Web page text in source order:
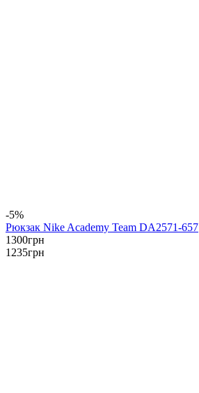
-5%
Рюкзак Nike Academy Team DA2571-657
1300грн
1235грн